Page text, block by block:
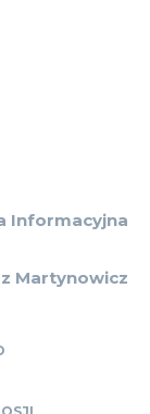
Informacyjna
Martynowicz